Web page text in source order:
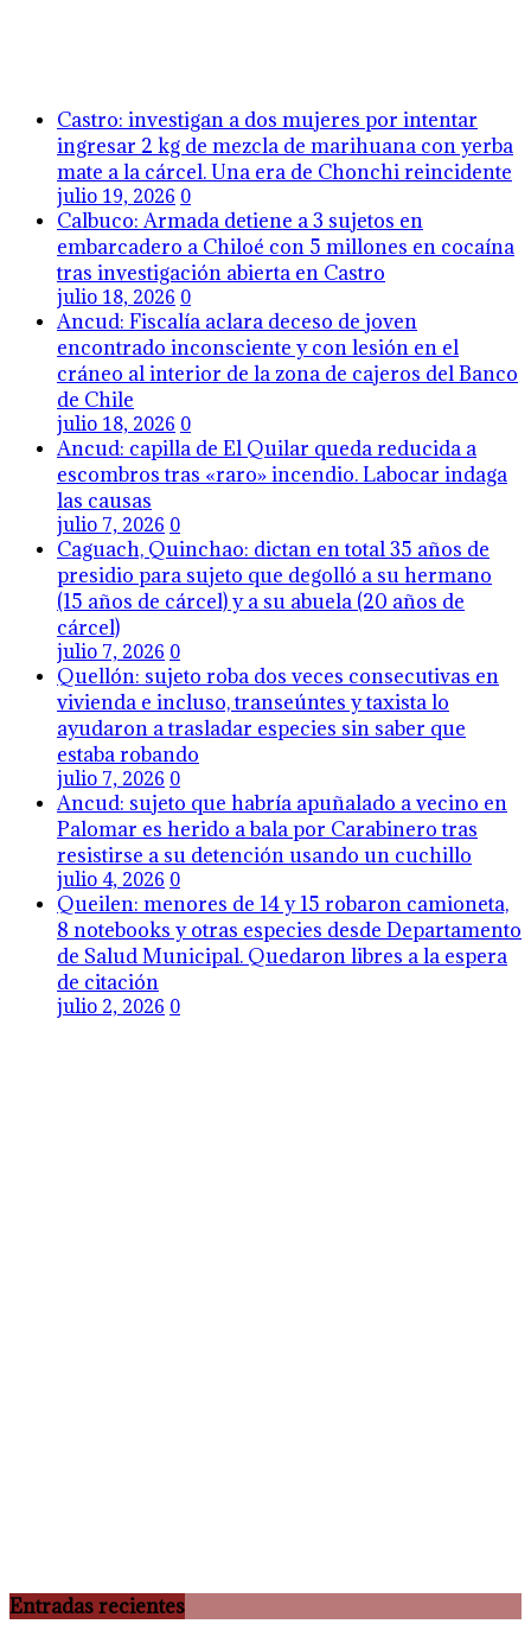
Castro: investigan a dos mujeres por intentar
ingresar 2 kg de mezcla de marihuana con yerba
mate a la cárcel. Una era de Chonchi reincidente
julio 19, 2026 0
Calbuco: Armada detiene a 3 sujetos en
embarcadero a Chiloé con 5 millones en cocaína
tras investigación abierta en Castro
julio 18, 2026 0
Ancud: Fiscalía aclara deceso de joven
encontrado inconsciente y con lesión en el
cráneo al interior de la zona de cajeros del Banco
de Chile
julio 18, 2026 0
Ancud: capilla de El Quilar queda reducida a
escombros tras «raro» incendio. Labocar indaga
las causas
julio 7, 2026 0
Caguach, Quinchao: dictan en total 35 años de
presidio para sujeto que degolló a su hermano
(15 años de cárcel) y a su abuela (20 años de
cárcel)
julio 7, 2026 0
Quellón: sujeto roba dos veces consecutivas en
vivienda e incluso, transeúntes y taxista lo
ayudaron a trasladar especies sin saber que
estaba robando
julio 7, 2026 0
Ancud: sujeto que habría apuñalado a vecino en
Palomar es herido a bala por Carabinero tras
resistirse a su detención usando un cuchillo
julio 4, 2026 0
Queilen: menores de 14 y 15 robaron camioneta,
8 notebooks y otras especies desde Departamento
de Salud Municipal. Quedaron libres a la espera
de citación
julio 2, 2026 0
Entradas recientes